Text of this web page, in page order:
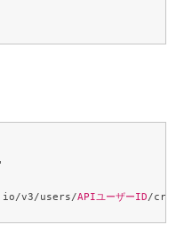
v3/users/APIユーザーID/